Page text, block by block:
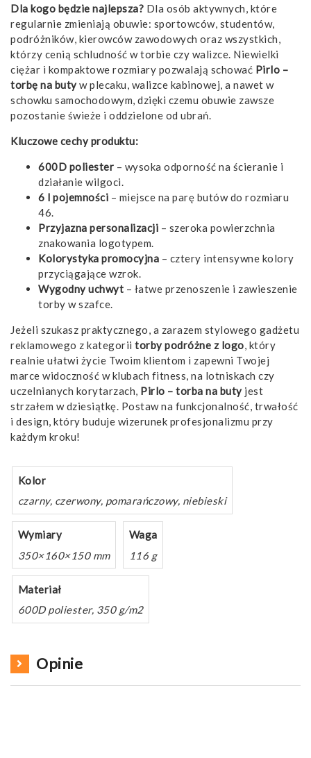
Dla kogo będzie najlepsza? Dla osób aktywnych, które
regularnie zmieniają obuwie: sportowców, studentów,
podróżników, kierowców zawodowych oraz wszystkich,
którzy cenią schludność w torbie czy walizce. Niewielki
ciężar i kompaktowe rozmiary pozwalają schować Pirlo –
torbę na butyw plecaku, walizce kabinowej, a nawet w
schowku samochodowym, dzięki czemu obuwie zawsze
pozostanie świeże i oddzielone od ubrań.
Kluczowe cechy produktu:
600D poliester – wysoka odporność na ścieranie i
działanie wilgoci.
6 l pojemności – miejsce na parę butów do rozmiaru
46.
Przyjazna personalizacji – szeroka powierzchnia
znakowania logotypem.
Kolorystyka promocyjna – cztery intensywne kolory
przyciągające wzrok.
Wygodny uchwyt – łatwe przenoszenie i zawieszenie
torby w szafce.
Jeżeli szukasz praktycznego, a zarazem stylowego gadżetu
reklamowego z kategorii torby podróżne z logo, który
realnie ułatwi życie Twoim klientom i zapewni Twojej
marce widoczność w klubach fitness, na lotniskach czy
uczelnianych korytarzach, Pirlo – torba na butyjest
strzałem w dziesiątkę. Postaw na funkcjonalność, trwałość
i design, który buduje wizerunek profesjonalizmu przy
każdym kroku!
Kolor
czarny, czerwony, pomarańczowy, niebieski
Wymiary
350×160×150 mm
Waga
116 g
Materiał
600D poliester, 350 g/m2
Opinie